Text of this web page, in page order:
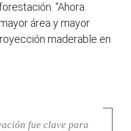
“Ahora
área y mayor
maderable en
fue clave para